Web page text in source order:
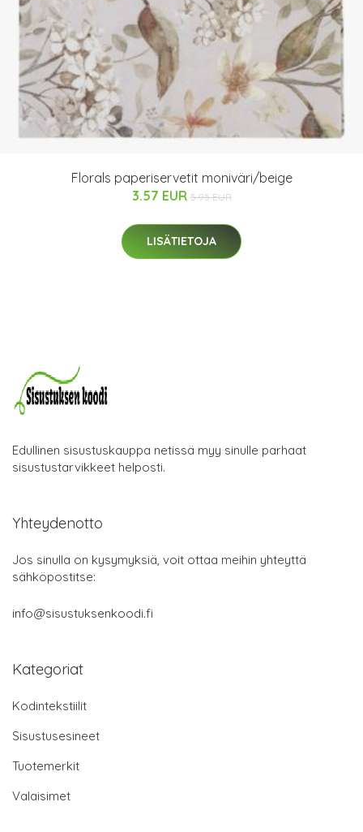
Florals paperiservetit moniväri/beige
3.57 EUR 5.95 EUR
LISÄTIETOJA
Edullinen sisustuskauppa netissä myy sinulle parhaat
sisustustarvikkeet helposti.
Yhteydenotto
Jos sinulla on kysymyksiä, voit ottaa meihin yhteyttä
sähköpostitse:
info@sisustuksenkoodi.fi
Kategoriat
Kodintekstiilit
Sisustusesineet
Tuotemerkit
Valaisimet